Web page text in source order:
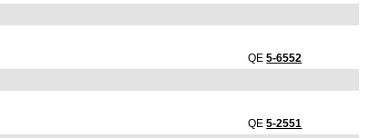
QE5-6552
QE5-2551